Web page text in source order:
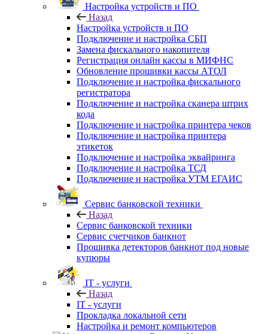
Настройка устройств и ПО
Назад
Настройка устройств и ПО
Подключение и настройка СБП
Замена фискального накопителя
Регистрация онлайн кассы в МИФНС
Обновление прошивки кассы АТОЛ
Подключение и настройка фискального
регистратора
Подключение и настройка сканера штрих
кода
Подключение и настройка принтера чеков
Подключение и настройка принтера
этикеток
Подключение и настройка эквайринга
Подключение и настройка ТСД
Подключение и настройка УТМ ЕГАИС
Сервис банковской техники
Назад
Сервис банковской техники
Сервис счетчиков банкнот
Прошивка детекторов банкнот под новые
купюры
IT - услуги
Назад
IT - услуги
Прокладка локальной сети
Настройка и ремонт компьютеров